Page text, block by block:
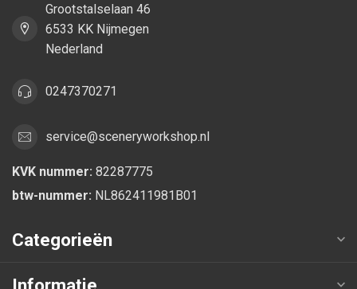
Grootstalselaan 46
6533 KK Nijmegen
Nederland
0247370271
service@sceneryworkshop.nl
KVK nummer: 82287775
btw-nummer: NL862411981B01
Categorieën